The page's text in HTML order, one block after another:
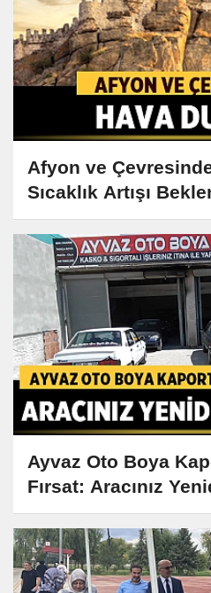
Afyon ve
Sıcaklık Artışı
Ayvaz Oto Boya
Fırsat: Aracınız